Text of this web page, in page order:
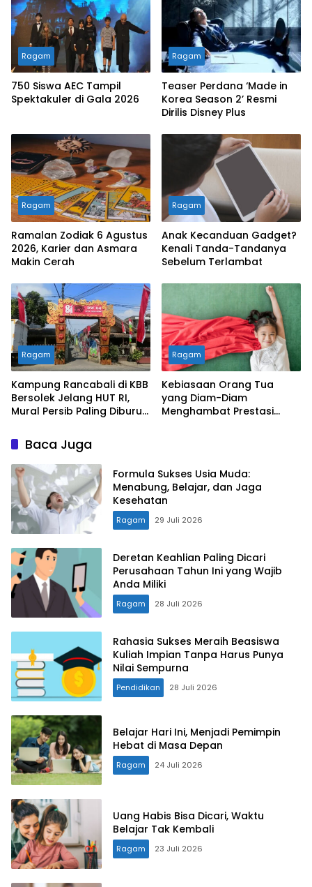
Ragam
750 Siswa AEC Tampil
Spektakuler di Gala 2026
Ragam
Teaser Perdana ‘Made in
Korea Season 2’ Resmi
Dirilis Disney Plus
Ragam
Ramalan Zodiak 6 Agustus
2026, Karier dan Asmara
Makin Cerah
Ragam
Anak Kecanduan Gadget?
Kenali Tanda-Tandanya
Sebelum Terlambat
Ragam
Kampung Rancabali di KBB
Bersolek Jelang HUT RI,
Mural Persib Paling Diburu
Ragam
Kebiasaan Orang Tua
yang Diam-Diam
Menghambat Prestasi
Baca Juga
Formula Sukses Usia Muda:
Menabung, Belajar, dan Jaga
Kesehatan
Ragam 29 Juli 2026
Deretan Keahlian Paling Dicari
Perusahaan Tahun Ini yang Wajib
Anda Miliki
Ragam 28 Juli 2026
Rahasia Sukses Meraih Beasiswa
Kuliah Impian Tanpa Harus Punya
Nilai Sempurna
Pendidikan 28 Juli 2026
Belajar Hari Ini, Menjadi Pemimpin
Hebat di Masa Depan
Ragam 24 Juli 2026
Uang Habis Bisa Dicari, Waktu
Belajar Tak Kembali
Ragam 23 Juli 2026